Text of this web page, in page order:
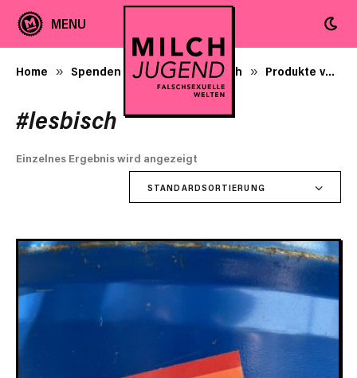
Home » Spenden + Milchjugend-Merch » Produkte verschlagwortet mit „#lesbisch“
#lesbisch
Einzelnes Ergebnis wird angezeigt
STANDARDSORTIERUNG